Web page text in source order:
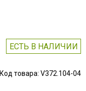
ЕСТЬ В НАЛИЧИИ
Код товара: V372.104-04